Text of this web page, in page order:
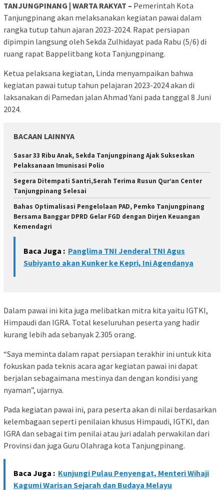
TANJUNGPINANG | WARTA RAKYAT – Pemerintah Kota
Tanjungpinang akan melaksanakan kegiatan pawai dalam
rangka tutup tahun ajaran 2023-2024. Rapat persiapan
dipimpin langsung oleh Sekda Zulhidayat pada Rabu (5/6) di
ruang rapat Bappelitbang kota Tanjungpinang.
Ketua pelaksana kegiatan, Linda menyampaikan bahwa
kegiatan pawai tutup tahun pelajaran 2023-2024 akan di
laksanakan di Pamedan jalan Ahmad Yani pada tanggal 8 Juni
2024.
BACAAN LAINNYA
Sasar 33 Ribu Anak, Sekda Tanjungpinang Ajak Sukseskan
Pelaksanaan Imunisasi Polio
Segera Ditempati Santri,Serah Terima Rusun Qur’an Center
Tanjungpinang Selesai
Bahas Optimalisasi Pengelolaan PAD, Pemko Tanjungpinang
Bersama Banggar DPRD Gelar FGD dengan Dirjen Keuangan
Kemendagri
Baca Juga : Panglima TNI Jenderal TNI Agus
Subiyanto akan Kunker ke Kepri, Ini Agendanya
Dalam pawai ini kita juga melibatkan mitra kita yaitu IGTKI,
Himpaudi dan IGRA. Total keseluruhan peserta yang hadir
kurang lebih ada sebanyak 2.305 orang.
“Saya meminta dalam rapat persiapan terakhir ini untuk kita
fokuskan pada teknis acara agar kegiatan pawai ini dapat
berjalan sebagaimana mestinya dan dengan kondisi yang
nyaman”, ujarnya.
Pada kegiatan pawai ini, para peserta akan di nilai berdasarkan
kelembagaan seperti penilaian khusus Himpaudi, IGTKI, dan
IGRA dan sebagai tim penilai atau juri adalah perwakilan dari
Provinsi dan juga Guru Olahraga kota Tanjungpinang.
Baca Juga : Kunjungi Pulau Penyengat, Menteri Wihaji
Kagumi Warisan Sejarah dan Budaya Melayu